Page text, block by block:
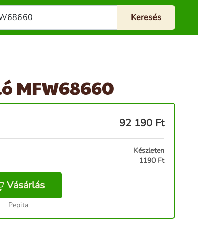
MFW68660
92 190 Ft
Készleten
1190 Ft
Vásárlás
Pepita